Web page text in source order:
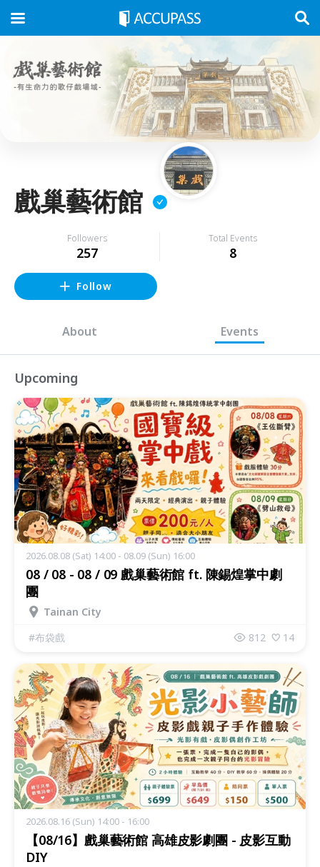
戲巢藝術館
Followers
257
Total Events
8
Follow
About Events
Upcoming
2026.08.08 (Sat) 14:00 - 08.09 (Sun) 16:00
08 / 08 - 08 / 09 戲巢藝術館 ft. 陳錫煌掌中劇
團
Tainan City
#布袋戲 812 14
2026.08.16 (Sun) 14:00 - 16:00
【08/16】戲巢藝術館 高雄皮影劇團 - 皮影互動
DIY